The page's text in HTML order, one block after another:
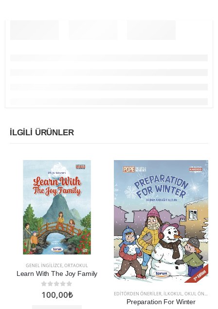
İLGILI ÜRÜNLER
GENEL İNGILIZCE ORTAOKUL
Learn With The Joy Family
05 üzerinden
100,00₺ EDITÖRDEN ÖNERILER, İLKOKUL,OKUL ÖNCESI
Preparation For Winter